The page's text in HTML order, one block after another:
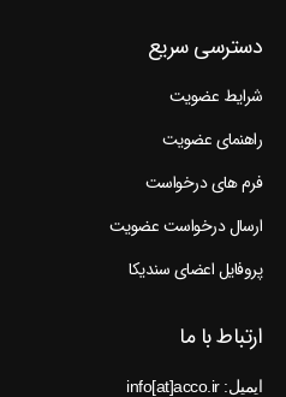
دسترسی سریع
شرایط عضویت
راهنمای عضویت
فرم های درخواست
ارسال درخواست عضویت
پروفایل اعضای سندیکا
ارتباط با ما
ایمیل: info[at]acco.ir